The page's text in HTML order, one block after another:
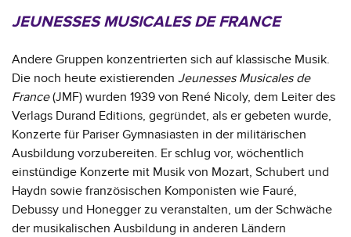
JEUNESSES MUSICALES DE FRANCE
Andere Gruppen konzentrierten sich auf klassische Musik.
Die noch heute existierenden Jeunesses Musicales de
France(JMF) wurden 1939 von René Nicoly, dem Leiter des
Verlags Durand Editions, gegründet, als er gebeten wurde,
Konzerte für Pariser Gymnasiasten in der militärischen
Ausbildung vorzubereiten. Er schlug vor, wöchentlich
einstündige Konzerte mit Musik von Mozart, Schubert und
Haydn sowie französischen Komponisten wie Fauré,
Debussy und Honegger zu veranstalten, um der Schwäche
der musikalischen Ausbildung in anderen Ländern